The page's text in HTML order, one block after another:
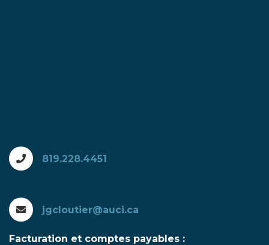
819.228.4451
jgcloutier@auci.ca
Facturation et comptes payables :